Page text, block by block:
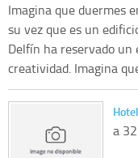
Imagina que duermes
su vez que es un
Delfín ha reservado un
creatividad. Imagina
a